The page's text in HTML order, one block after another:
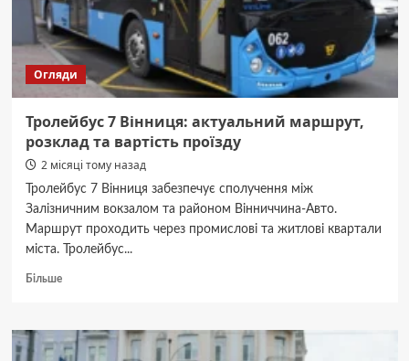
Огляди
Тролейбус 7 Вінниця: актуальний маршрут,
розклад та вартість проїзду
2 місяці тому назад
Тролейбус 7 Вінниця забезпечує сполучення між
Залізничним вокзалом та районом Вінниччина-Авто.
Маршрут проходить через промислові та житлові квартали
міста. Тролейбус...
БільшеДокладніше
7
Вінниця: